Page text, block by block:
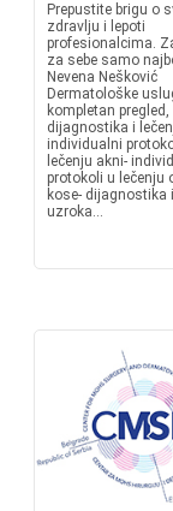
Prepustite brigu o
zdravlju i lepoti
profesionalcima.
za sebe samo
Nevena Nešković
Dermatološke
kompletan pregled,
dijagnostika i
individualni
lečenju akni-
protokoli u lečenju
kose- dijagnostika
uzroka...